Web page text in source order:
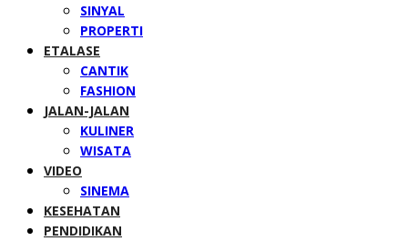
SINYAL
PROPERTI
ETALASE
CANTIK
FASHION
JALAN-JALAN
KULINER
WISATA
VIDEO
SINEMA
KESEHATAN
PENDIDIKAN